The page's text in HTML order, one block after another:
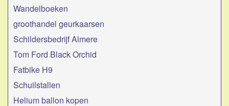
Wandelboeken
groothandel geurkaarsen
Schildersbedrijf Almere
Tom Ford Black Orchid
Fatbike H9
Schuilstallen
Helium ballon kopen